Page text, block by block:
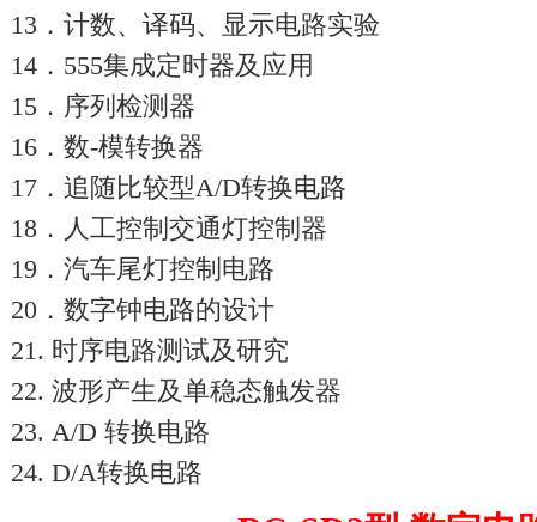
13．计数、译码、显示电路实验
14．555集成定时器及应用
15．序列检测器
16．数-模转换器
17．追随比较型A/D转换电路
18．人工控制交通灯控制器
19．汽车尾灯控制电路
20．数字钟电路的设计
21. 时序电路测试及研究
22. 波形产生及单稳态触发器
23. A/D 转换电路
24. D/A转换电路